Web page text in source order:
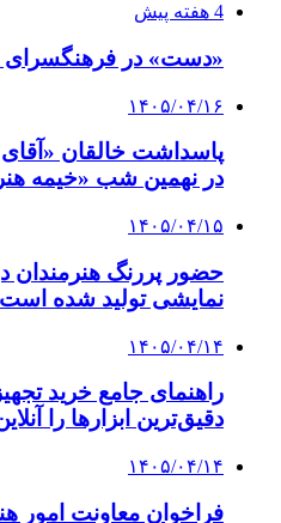
4 هفته پیش
«دست» در فرهنگسرای
۱۴۰۵/۰۴/۱۶
پاسداشت خالقان
در نهمین شب «خیمه
۱۴۰۵/۰۴/۱۵
نمایشی تولید شده است
۱۴۰۵/۰۴/۱۴
راهنمای جامع خرید
دقیق‌ترین ابزارها را
۱۴۰۵/۰۴/۱۴
فراخوان معاونت امور